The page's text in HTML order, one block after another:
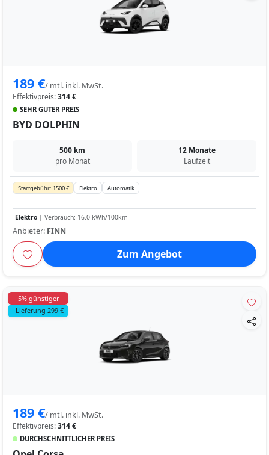
189 €/ mtl. inkl. MwSt.
Effektivpreis:314 €
SEHR GUTER PREIS
BYD DOLPHIN
500 km
pro Monat
12 Monate
Laufzeit
Startgebühr: 1500 € Elektro Automatik
Elektro | Verbrauch: 16.0 kWh/100km
Anbieter: FINN
Zum Angebot
5% günstiger
Lieferung 299 €
189 €/ mtl. inkl. MwSt.
Effektivpreis:314 €
DURCHSCHNITTLICHER PREIS